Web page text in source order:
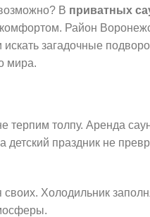
В приватных
Район
загадочные
мира.
терпим толпу. Аренда
праздник не
Холодильник